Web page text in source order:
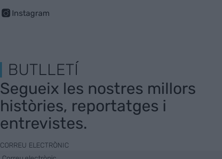
Instagram
BUTLLETÍ
Segueix les nostres millors
històries, reportatges i
entrevistes.
CORREU ELECTRÒNIC